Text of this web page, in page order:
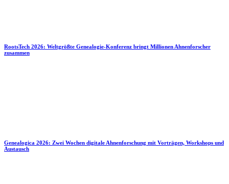
RootsTech 2026: Weltgrößte Genealogie-Konferenz bringt Millionen Ahnenforscher
zusammen
Genealogica 2026: Zwei Wochen digitale Ahnenforschung mit Vorträgen, Workshops und
Austausch